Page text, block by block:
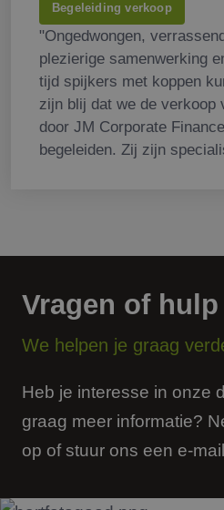
Begeleiding verkoop
"Ongedwongen,
plezierige samenwerking
tijd spijkers met koppen
zijn blij dat we de verkoop
door JM Corporate
begeleiden. Zij zijn
Vragen of
We helpen je graag
Heb je interesse in onze
graag meer informatie?
op of stuur ons een e-